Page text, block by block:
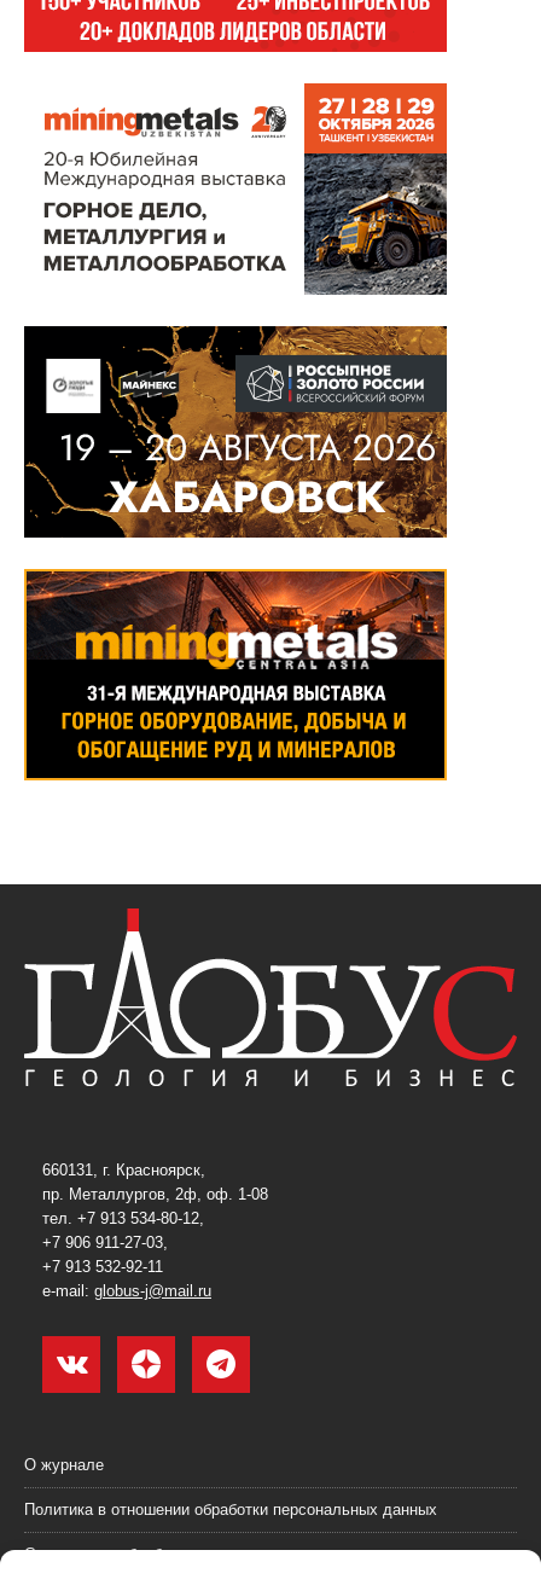
660131, г. Красноярск,
пр. Металлургов, 2ф, оф. 1-08
тел. +7 913 534-80-12,
+7 906 911-27-03,
+7 913 532-92-11
e-mail: globus-j@mail.ru
О журнале
Политика в отношении обработки персональных данных
Согласие на обработку персональных данных